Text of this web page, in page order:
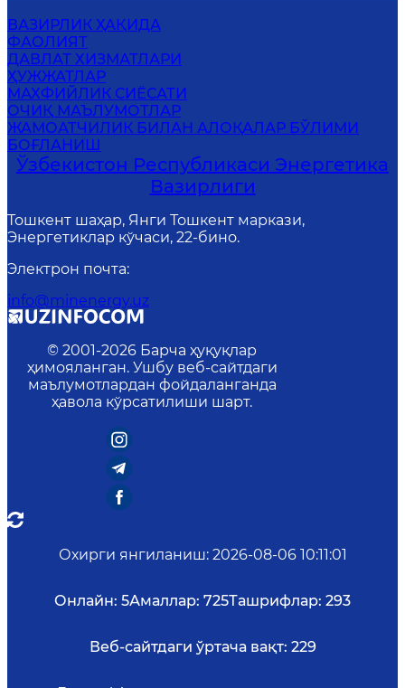
ВАЗИРЛИК ҲАҚИДА
ФАОЛИЯТ
ДАВЛАТ ХИЗМАТЛАРИ
ҲУЖЖАТЛАР
МАХФИЙЛИК СИЁСАТИ
ОЧИҚ МАЪЛУМОТЛАР
ЖАМОАТЧИЛИК БИЛАН АЛОҚАЛАР БЎЛИМИ
БОҒЛАНИШ
Ўзбекистон Республикаси Энергетика
Вазирлиги
Тошкент шаҳар, Янги Тошкент маркази,
Энергетиклар кўчаси, 22-бино.
Электрон почта:
info@minenergy.uz
© 2001-2026 Барча ҳуқуқлар
ҳимояланган. Ушбу веб-сайтдаги
маълумотлардан фойдаланганда
ҳавола кўрсатилиши шарт.
Охирги янгиланиш: 2026-08-06 10:11:01
Онлайн: 5Амаллар: 725Ташрифлар: 293
Веб-сайтдаги ўртача вақт: 229